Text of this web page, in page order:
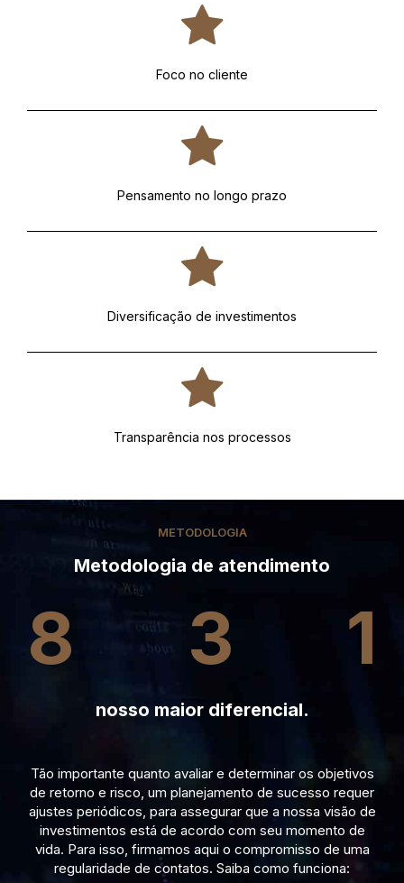
Foco no cliente
Pensamento no longo prazo
Diversificação de investimentos
Transparência nos processos
METODOLOGIA
Metodologia de atendimento
8 3 1
nosso maior diferencial.
Tão importante quanto avaliar e determinar os objetivos
de retorno e risco, um planejamento de sucesso requer
ajustes periódicos, para assegurar que a nossa visão de
investimentos está de acordo com seu momento de
vida. Para isso, firmamos aqui o compromisso de uma
regularidade de contatos. Saiba como funciona: